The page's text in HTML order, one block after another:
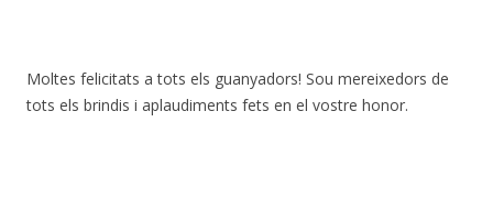
Moltes felicitats a tots els guanyadors! Sou mereixedors de
tots els brindis i aplaudiments fets en el vostre honor.